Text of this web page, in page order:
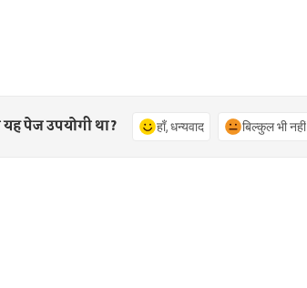
यह पेज उपयोगी था? हाँ, धन्यवाद बिल्कुल भी नहीं